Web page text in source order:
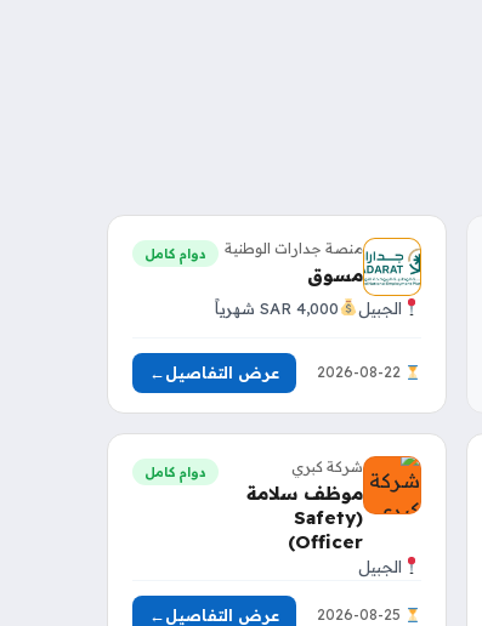
منصة جدارات الوطنية
مسوق
دوام كامل
الجبيل 4,000 SAR شهرياً
عرض التفاصيل←
شركة كبري
موظف سلامة
(Safety
Officer)
دوام كامل
الجبيل
عرض التفاصيل←